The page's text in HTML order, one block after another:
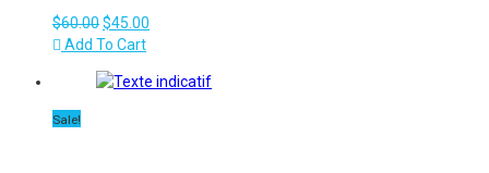
$60.00Le
prix
était :
$45.00
est :
Add To Cart
Sale!